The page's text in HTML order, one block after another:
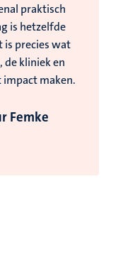
praktisch
is hetzelfde
is precies wat
de kliniek en
maken.
Femke